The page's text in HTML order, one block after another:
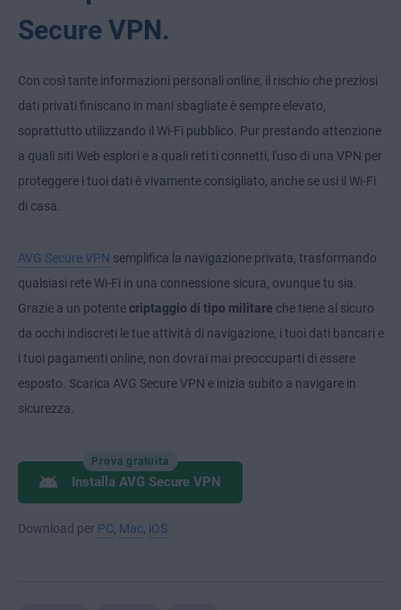
Secure VPN.
Con così tante informazioni personali online, il rischio che preziosi
dati privati finiscano in mani sbagliate è sempre elevato,
soprattutto utilizzando il Wi-Fi pubblico. Pur prestando attenzione
a quali siti Web esplori e a quali reti ti connetti, l'uso di una VPN per
proteggere i tuoi dati è vivamente consigliato, anche se usi il Wi-Fi
di casa.
AVG Secure VPN semplifica la navigazione privata, trasformando
qualsiasi rete Wi-Fi in una connessione sicura, ovunque tu sia.
Grazie a un potente criptaggio di tipo militare che tiene al sicuro
da occhi indiscreti le tue attività di navigazione, i tuoi dati bancari e
i tuoi pagamenti online, non dovrai mai preoccuparti di essere
esposto. Scarica AVG Secure VPN e inizia subito a navigare in
sicurezza.
Prova gratuita
Installa AVG Secure VPN
Download per PC, Mac, iOS